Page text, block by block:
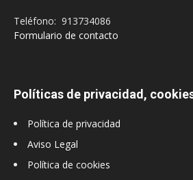
Teléfono: 913734086
Formulario de contacto
Políticas de privacidad,
Política de privacidad
Aviso Legal
Política de cookies